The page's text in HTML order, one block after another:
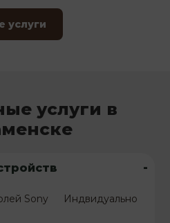
услуги
услуги в
-
Sony
Индвидуально